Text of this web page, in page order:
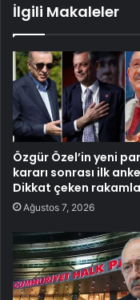
İlgili Makaleler
Özgür Özel’in yeni
kararı sonrası ilk
Dikkat çeken
Ağustos 7, 2026